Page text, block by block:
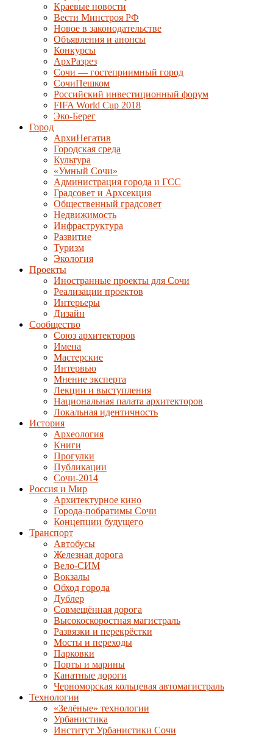
Краевые новости
Вести Минстроя РФ
Новое в законодательстве
Объявления и анонсы
Конкурсы
АрхРазрез
Сочи — гостеприимный город
СочиПешком
Российский инвестиционный форум
FIFA World Cup 2018
Эко-Берег
Город
АрхиНегатив
Городская среда
Культура
«Умный Сочи»
Администрация города и ГСС
Градсовет и Архсекция
Общественный градсовет
Недвижимость
Инфраструктура
Развитие
Туризм
Экология
Проекты
Иностранные проекты для Сочи
Реализации проектов
Интерьеры
Дизайн
Сообщество
Союз архитекторов
Имена
Мастерские
Интервью
Мнение эксперта
Лекции и выступления
Национальная палата архитекторов
Локальная идентичность
История
Археология
Книги
Прогулки
Публикации
Сочи-2014
Россия и Мир
Архитектурное кино
Города-побратимы Сочи
Концепции будущего
Транспорт
Автобусы
Железная дорога
Вело-СИМ
Вокзалы
Обход города
Дублер
Совмещённая дорога
Высокоскоростная магистраль
Развязки и перекрёстки
Мосты и переходы
Парковки
Порты и марины
Канатные дороги
Черноморская кольцевая автомагистраль
Технологии
«Зелёные» технологии
Урбанистика
Институт Урбанистики Сочи